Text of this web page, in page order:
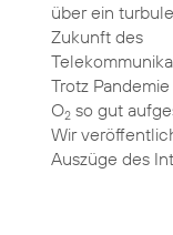
über ein
Zukunft des
Trotz
O2so gut
Wir
Auszüge des